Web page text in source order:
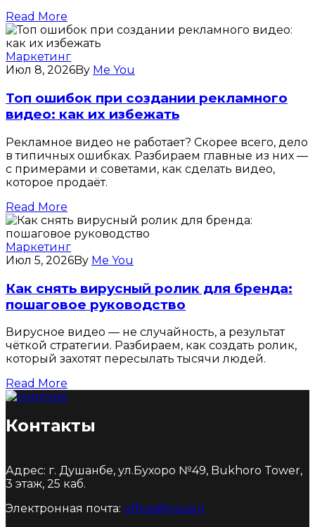
Read More
Маркетинг
Июл 8, 2026By Me You
Топ ошибок при создании рекламного
видео: как их избежать
Рекламное видео не работает? Скорее всего, дело
в типичных ошибках. Разбираем главные из них —
с примерами и советами, как сделать видео,
которое продаёт.
Read More
Маркетинг
Июл 5, 2026By Me You
Как снять вирусный ролик для бренда:
пошаговое руководство
Вирусное видео — не случайность, а результат
чёткой стратегии. Разбираем, как создать ролик,
который захотят пересылать тысячи людей.
Read More
Контакты
Адрес: г. Душанбе, ул.Бухоро №49, Bukhoro Tower,
3 этаж, 25 каб.
Электронная почта: office@nova.tj